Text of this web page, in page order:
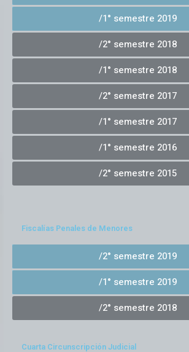
/1° semestre 2019
/2° semestre 2018
/1° semestre 2018
/2° semestre 2017
/1° semestre 2017
/1° semestre 2016
/2° semestre 2015
Fiscalías Penales de Menores
/2° semestre 2019
/1° semestre 2019
/2° semestre 2018
Cuarta Circunscripción Judicial